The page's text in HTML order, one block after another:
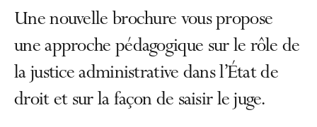
Une nouvelle brochure vous propose
une approche pédagogique sur le rôle de
la justice administrative dans l’État de
droit et sur la façon de saisir le juge.